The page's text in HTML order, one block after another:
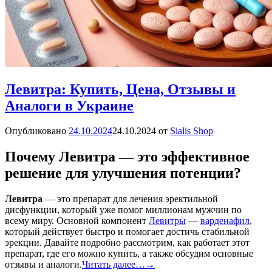
Левитра: Купить, Цена, Отзывы и
Аналоги в Украине
Опубликовано 24.10.202424.10.2024 от Sialis Shop
Почему Левитра — это эффективное
решение для улучшения потенции?
Левитра — это препарат для лечения эректильной
дисфункции, который уже помог миллионам мужчин по
всему миру. Основной компонент Левитры — варденафил,
который действует быстро и помогает достичь стабильной
эрекции. Давайте подробно рассмотрим, как работает этот
препарат, где его можно купить, а также обсудим основные
отзывы и аналоги.Читать далее… →